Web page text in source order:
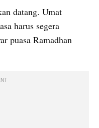
datang. Umat
harus segera
puasa Ramadhan